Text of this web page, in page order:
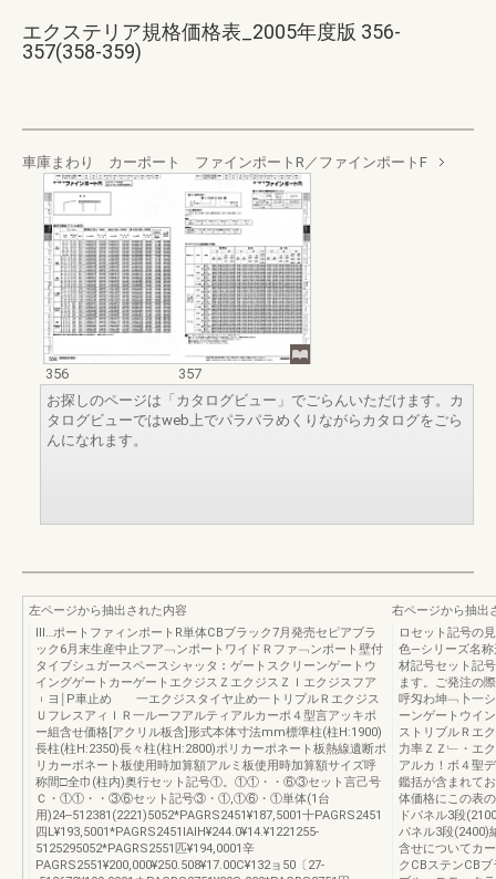
エクステリア規格価格表_2005年度版 356-
357(358-359)
車庫まわり カーポート ファインポートR／ファインポートF
356
357
お探しのページは「カタログビュー」でごらんいただけます。カ
タログビューではweb上でパラパラめくりながらカタログをごら
んになれます。
左ページから抽出された内容
Ⅲ…ポートファィンポートR単体CBブラック7月発売セピアブラ
ック6月末生産中止フア﹁ンポートワイドＲファ﹁ンポート壁付
タイブシュガースペースシャッタ︰ゲートスクリーンゲートウ
イングゲートカーゲートエクジスＺエクジスＺＩエクジスフア
︲ヨ￨P車止め 一エクジスタイヤ止め一トリプルＲエクジス
ＵフレスアィＩＲ一ルーフアルティアルカーポ４型言アッキポ
ー組含せ価格[アクリル板含]形式本体寸法mm標準柱(柱H:1900)
長柱(柱H:2350)長々柱(柱H:2800)ポリカーポネート板熱線遺断ポ
リカーボネート板使用時加算額アルミ板使用時加算額サイズ呼
称間□全巾(柱内)奥行セット記号①。①①・・⑥③セット言己号
Ｃ・①①・・③⑥セット記号③・①,①⑥・①単体(1台
用)24‐-512381(2221)5052*PAGRS2451¥187,5001十PAGRS2451
四L¥193,5001*PAGRS2451lAIH¥244.0¥14.¥1221255-
5125295052*PAGRS2551匹¥194,0001辛
PAGRS2551¥200,000¥250.508¥17.00C¥132ョ50〔27-
右ページから抽出
ロセット記号の
色―シリーズ名称
材記号セット記
ます。ご発注の
呼匁わ坤﹁卜一
ーンゲートウイ
ストリブルＲエ
力率ＺＺ﹂・エ
アルカ！ボ４聖
鑑括が含まれて
体価格にこの表
ドパネル3段
パネル3段(2400)
含せについてカ
クCBステンCB